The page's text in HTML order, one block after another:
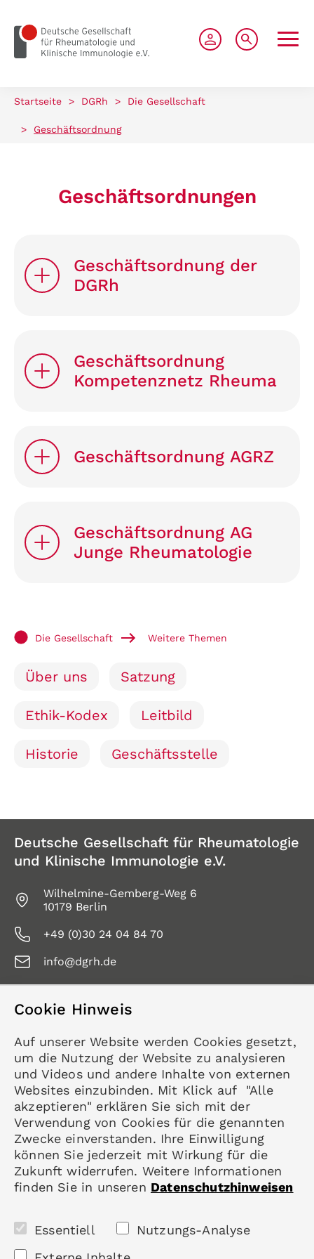
Startseite > DGRh > Die Gesellschaft
> Geschäftsordnung
Geschäftsordnungen
Geschäftsordnung der
DGRh
Geschäftsordnung
Kompetenznetz Rheuma
Geschäftsordnung AGRZ
Geschäftsordnung AG
Junge Rheumatologie
Die Gesellschaft Weitere Themen
Über uns Satzung
Ethik-Kodex Leitbild
Historie Geschäftsstelle
Deutsche Gesellschaft für Rheumatologie
und Klinische Immunologie e.V.
Wilhelmine-Gemberg-Weg 6
10179 Berlin
+49 (0)30 24 04 84 70
info@dgrh.de
Service
Kontakt
Datenschutz
Impressum
Mitgliedschaft
Rheumatologie
Karriere
Cookie Hinweis
Auf unserer Website werden Cookies gesetzt,
um die Nutzung der Website zu analysieren
und Videos und andere Inhalte von externen
Websites einzubinden. Mit Klick auf "Alle
akzeptieren" erklären Sie sich mit der
Verwendung von Cookies für die genannten
Zwecke einverstanden. Ihre Einwilligung
können Sie jederzeit mit Wirkung für die
Zukunft widerrufen. Weitere Informationen
finden Sie in unseren Datenschutzhinweisen
Essentiell
Nutzungs-Analyse